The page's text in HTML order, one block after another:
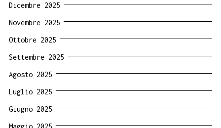
Dicembre 2025
Novembre 2025
Ottobre 2025
Settembre 2025
Agosto 2025
Luglio 2025
Giugno 2025
Maggio 2025